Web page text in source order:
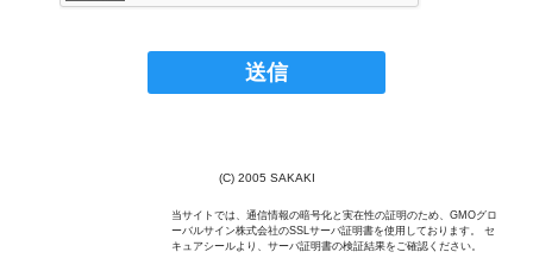
(C) 2005 SAKAKI
当サイトでは、通信情報の暗号化と実在性の証明のため、GMOグロ
ーバルサイン株式会社のSSLサーバ証明書を使用しております。 セ
キュアシールより、サーバ証明書の検証結果をご確認ください。